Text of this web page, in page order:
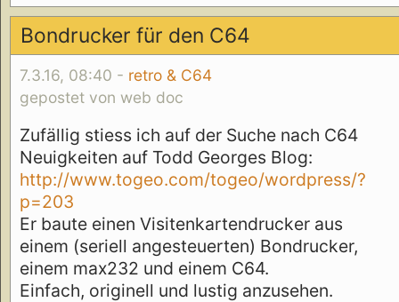
Bondrucker für den C64
7.3.16, 08:40 - retro & C64
gepostet von web doc
Zufällig stiess ich auf der Suche nach C64
Neuigkeiten auf Todd Georges Blog:
http://www.togeo.com/togeo/wordpress/?
p=203
Er baute einen Visitenkartendrucker aus
einem (seriell angesteuerten) Bondrucker,
einem max232 und einem C64.
Einfach, originell und lustig anzusehen.